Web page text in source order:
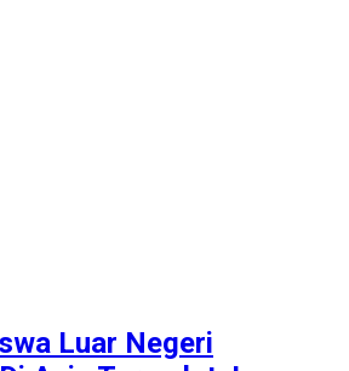
Luar Negeri